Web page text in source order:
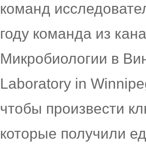
команд
году команда из
Микробиологии в
Laboratory in
чтобы произвести
которые получили